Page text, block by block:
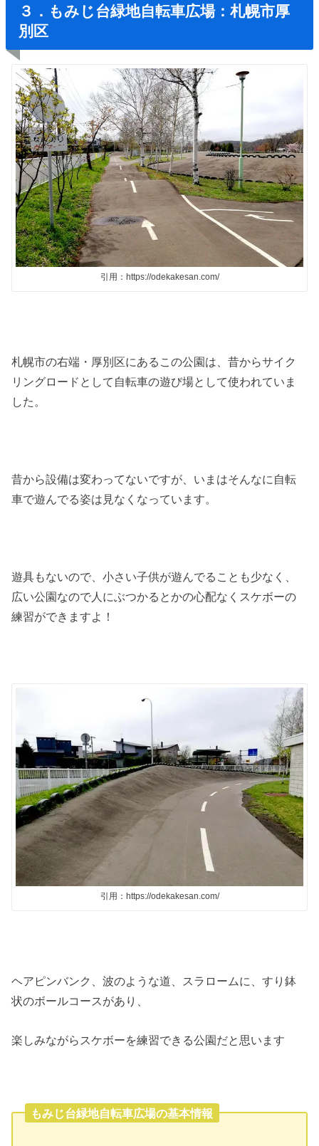
３．もみじ台緑地自転車広場：札幌市厚
別区
引用：https://odekakesan.com/
札幌市の右端・厚別区にあるこの公園は、昔からサイク
リングロードとして自転車の遊び場として使われていま
した。
昔から設備は変わってないですが、いまはそんなに自転
車で遊んでる姿は見なくなっています。
遊具もないので、小さい子供が遊んでることも少なく、
広い公園なので人にぶつかるとかの心配なくスケボーの
練習ができますよ！
引用：https://odekakesan.com/
ヘアピンバンク、波のような道、スラロームに、すり鉢
状のボールコースがあり、
楽しみながらスケボーを練習できる公園だと思います
もみじ台緑地自転車広場の基本情報